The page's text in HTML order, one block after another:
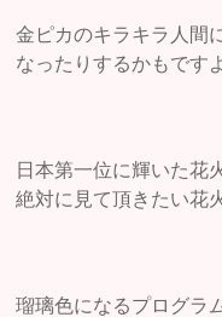
金ピカのキラキラ人間
なったりするかもです
日本第一位に輝いた花
絶対に見て頂きたい花
瑠璃色になるプログラ